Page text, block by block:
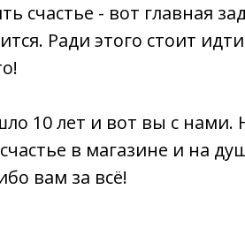
счастье - вот главная
Ради этого стоит
10 лет и вот вы с нами.
в магазине и на
вам за всё!